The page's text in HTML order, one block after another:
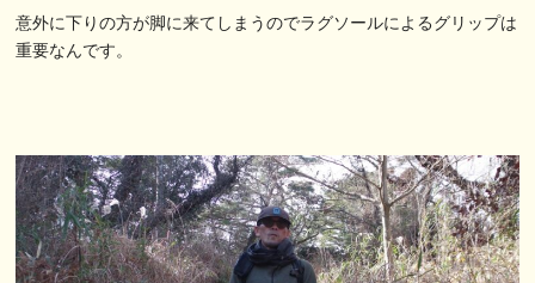
意外に下りの方が脚に来てしまうのでラグソールによるグリップは
重要なんです。